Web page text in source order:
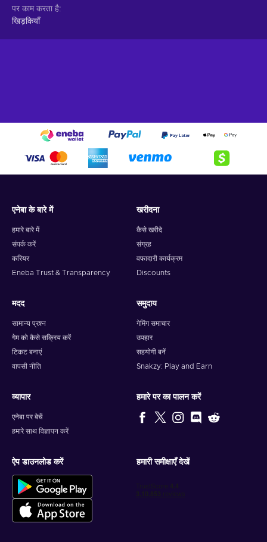
पर काम करता है
खिड़कियाँ
एनेबा के बारे में
हमारे बारे में
संपर्क करें
करियर
Eneba Trust & Transparency
खरीदना
कैसे खरीदे
संग्रह
वफादारी कार्यक्रम
Discounts
मदद
सामान्य प्रश्न
गेम को कैसे सक्रिय करें
टिकट बनाएं
वापसी नीति
समुदाय
गेमिंग समाचार
उपहार
सहयोगी बनें
Snakzy: Play and Earn
व्यापार
एनेबा पर बेचें
हमारे साथ विज्ञापन करें
हमारे पर का पालन करें
ऐप डाउनलोड करें हमारी समीक्षाएँ देखें